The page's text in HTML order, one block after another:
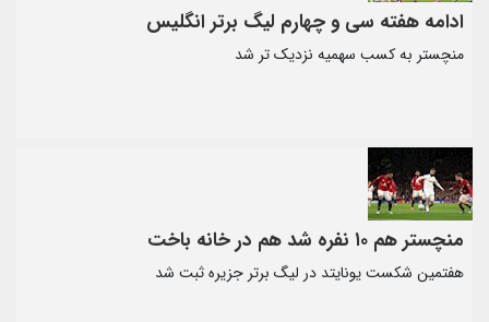
ادامه هفته سی و چهارم لیگ برتر انگلیس
منچستر به کسب سهمیه نزدیک تر شد
منچستر هم ۱۰ نفره شد هم در خانه باخت
هفتمین شکست یونایتد در لیگ برتر جزیره ثبت شد